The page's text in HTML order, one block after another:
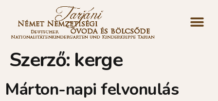
Szerző: kerge
Márton-napi felvonulás